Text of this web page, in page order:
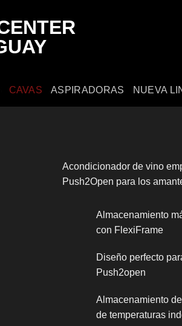
CAVAS ASPIRADORAS NUEVA
Acondicionador de vino
Push2Open para los
Almacenamiento
con FlexiFrame
Diseño perfecto
Push2open
Almacenamiento
de temperaturas